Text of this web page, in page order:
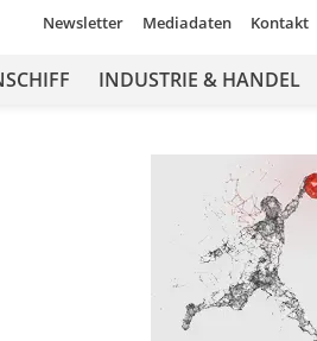
Newsletter Mediadaten Kontakt
INDUSTRIE & HANDEL